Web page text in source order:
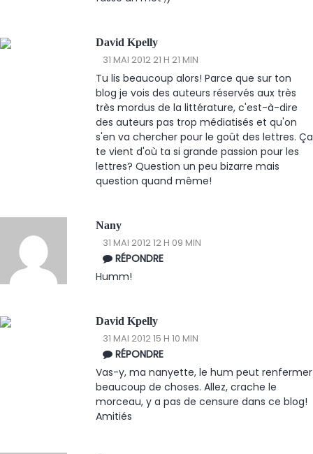
David Kpelly
31 MAI 2012 21 H 21 MIN
Tu lis beaucoup alors! Parce que sur ton
blog je vois des auteurs réservés aux très
très mordus de la littérature, c'est-à-dire
des auteurs pas trop médiatisés et qu'on
s'en va chercher pour le goût des lettres. Ça
te vient d'où ta si grande passion pour les
lettres? Question un peu bizarre mais
question quand même!
Nany
31 MAI 2012 12 H 09 MIN
RÉPONDRE
Humm!
David Kpelly
31 MAI 2012 15 H 10 MIN
RÉPONDRE
Vas-y, ma nanyette, le hum peut renfermer
beaucoup de choses. Allez, crache le
morceau, y a pas de censure dans ce blog!
Amitiés